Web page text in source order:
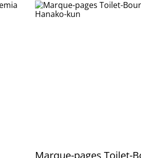
Marque-pages Toilet-